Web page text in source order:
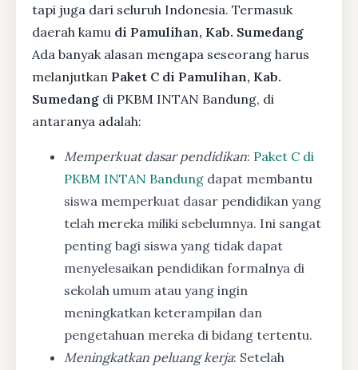
tapi juga dari seluruh Indonesia. Termasuk
daerah kamu di Pamulihan, Kab. Sumedang
Ada banyak alasan mengapa seseorang harus
melanjutkan Paket C di Pamulihan, Kab.
Sumedang di PKBM INTAN Bandung, di
antaranya adalah:
Memperkuat dasar pendidikan: Paket C di
PKBM INTAN Bandung dapat membantu
siswa memperkuat dasar pendidikan yang
telah mereka miliki sebelumnya. Ini sangat
penting bagi siswa yang tidak dapat
menyelesaikan pendidikan formalnya di
sekolah umum atau yang ingin
meningkatkan keterampilan dan
pengetahuan mereka di bidang tertentu.
Meningkatkan peluang kerja: Setelah